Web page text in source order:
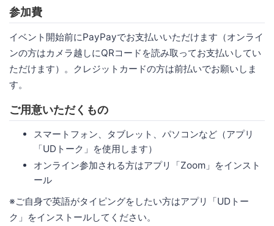
参加費
イベント開始前にPayPayでお支払いいただけます（オンライ
ンの方はカメラ越しにQRコードを読み取ってお支払いしてい
ただけます）。クレジットカードの方は前払いでお願いしま
す。
ご用意いただくもの
スマートフォン、タブレット、パソコンなど（アプリ
「UDトーク」を使用します）
オンライン参加される方はアプリ「Zoom」をインスト
ール
※ご自身で英語がタイピングをしたい方はアプリ「UDトー
ク」をインストールしてください。